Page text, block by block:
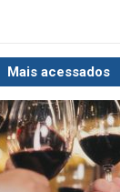
Mais acessados